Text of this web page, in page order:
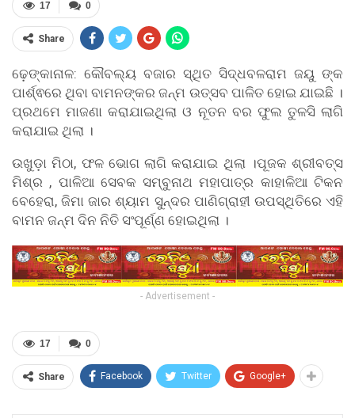
0
17
Share
ଢ଼େଙ୍କାନାଳ: କୌବଲ୍ୟ ବଜାର ସ୍ଥିତ ସିଦ୍ଧବଳରାମ ଜୟୁ ଙ୍କ
ପାର୍ଶ୍ଵରେ ଥିବା ବାମନଙ୍କର ଜନ୍ମ ଉତ୍ସବ ପାଳିତ ହୋଇ ଯାଇଛି ।
ପ୍ରଥମେ ମାଜଣା କରାଯାଇଥିଲା ଓ ନୂତନ ବର ଫୁଲ ତୁଳସି ଲାଗି
କରାଯାଇ ଥିଲା ।
ଉଖୁଡ଼ା ମିଠା, ଫଳ ଭୋଗ ଲାଗି କରାଯାଇ ଥିଲା ।ପୂଜକ ଶ୍ରୀବତ୍ସ
ମିଶ୍ର , ପାଳିଆ ସେବକ ସମ୍ବୁନାଥ ମହାପାତ୍ର କାହାଳିଆ ଟିକନ
ବେହେରା, ଜିମା ଜାର ଶ୍ୟାମ ସୁନ୍ଦର ପାଣିଗ୍ରାହୀ ଉପସ୍ଥିତିରେ ଏହି
ବାମନ ଜନ୍ମ ଦିନ ନିତି ସଂପୂର୍ଣ୍ଣ ହୋଇଥିଲା ।
- Advertisement -
0
17
Share Facebook Twitter Google+